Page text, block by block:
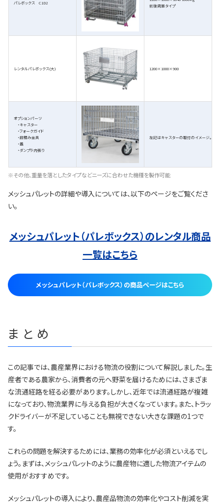
パレボックス C1D2
前後両扉タイプ
レンタルパレボックス(大) 1200×1000×900
オプションパーツ
・キャスター
・フォークガイド
・段積み金具
・蓋
・ダンプラ内張り
左記はキャスターの取付のイメージ。
※その他、重量を落としたタイプなどニーズに合わせた機種を製作可能
メッシュパレットの詳細や導入については、以下のページをご覧くださ
い。
メッシュパレット（パレボックス）のレンタル商品
一覧はこちら
メッシュパレット（パレボックス）の商品ページはこちら
まとめ
この記事では、農産業界における物流の役割について解説しました。生
産者である農家から、消費者の元へ野菜を届けるためには、さまざま
な流通経路を経る必要があります。しかし、近年では流通経路が複雑
になっており、物流業界に与える負担が大きくなっています。また、トラッ
クドライバーが不足していることも無視できない大きな課題の1つで
す。
これらの問題を解決するためには、業務の効率化が必須といえるでし
ょう。まずは、メッシュパレットのように農産物に適した物流アイテムの
使用がおすすめです。
メッシュパレットの導入により、農産品物流の効率化やコスト削減を実